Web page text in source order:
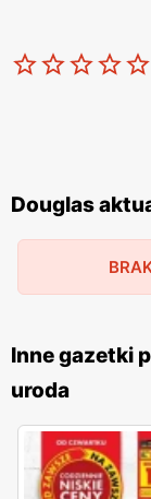
korzystnych
najnowsze
te są
stacjonarnych,
bieżąco śledzić
dostarczając
sprawia, że
oferuje
pielęgnacji po
perfumy. Dzięki
oraz własnym
Douglas
Inne gazetki
uroda